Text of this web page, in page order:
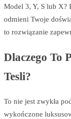
Model 3, Y, S lub X?
odmieni Twoje
to rozwiązanie
Dlaczego To
Tesli?
To nie jest zwykła
wykończone